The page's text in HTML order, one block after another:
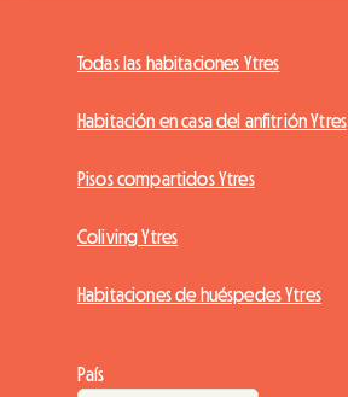
Todas las habitaciones Ytres
Habitación en casa del anfitrión Ytres
Pisos compartidos Ytres
Coliving Ytres
Habitaciones de huéspedes Ytres
País